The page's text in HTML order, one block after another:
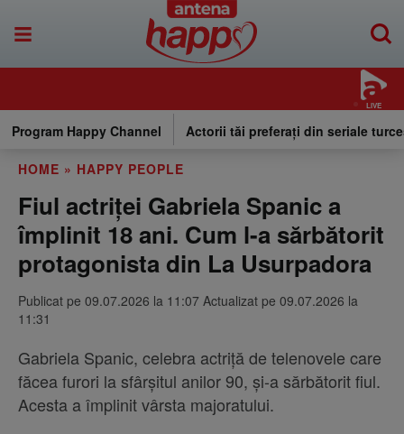
LIVE
Program Happy Channel Actorii tăi preferați din seriale
HOME » HAPPY PEOPLE
Fiul actriței Gabriela Spanic a
împlinit 18 ani. Cum l-a sărbătorit
protagonista din La Usurpadora
Publicat pe 09.07.2026 la 11:07 Actualizat pe 09.07.2026 la
11:31
Gabriela Spanic, celebra actriță de telenovele care
făcea furori la sfârșitul anilor 90, și-a sărbătorit fiul.
Acesta a împlinit vârsta majoratului.